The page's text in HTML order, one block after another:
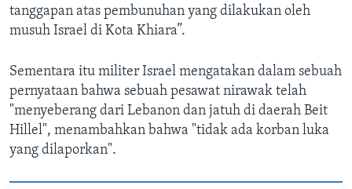
tanggapan atas pembunuhan yang dilakukan oleh
musuh Israel di Kota Khiara”.
Sementara itu militer Israel mengatakan dalam sebuah
pernyataan bahwa sebuah pesawat nirawak telah
"menyeberang dari Lebanon dan jatuh di daerah Beit
Hillel", menambahkan bahwa "tidak ada korban luka
yang dilaporkan".